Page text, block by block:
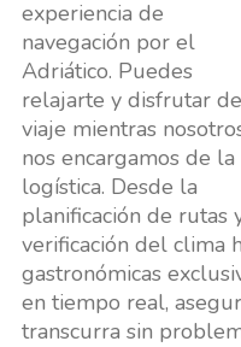
experiencia de
navegación por el
Adriático. Puedes
relajarte y disfrutar
viaje mientras
nos encargamos de la
logística. Desde la
planificación de rutas
verificación del clima
gastronómicas
en tiempo real,
transcurra sin